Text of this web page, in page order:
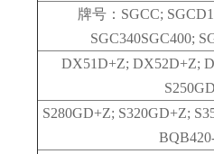
牌号：SGCC;
SGC340SGC400;
DX51D+Z; DX52D+Z;
S280GD+Z; S320GD+Z;